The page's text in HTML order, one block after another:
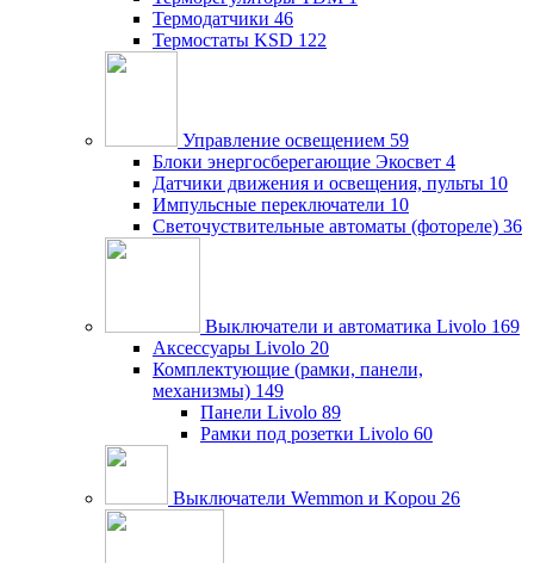
Термодатчики 46
Термостаты KSD 122
Управление освещением 59
Блоки энергосберегающие Экосвет 4
Датчики движения и освещения, пульты 10
Импульсные переключатели 10
Светочуствительные автоматы (фотореле) 36
Выключатели и автоматика Livolo 169
Аксессуары Livolo 20
Комплектующие (рамки, панели,
механизмы) 149
Панели Livolo 89
Рамки под розетки Livolo 60
Выключатели Wemmon и Kopou 26